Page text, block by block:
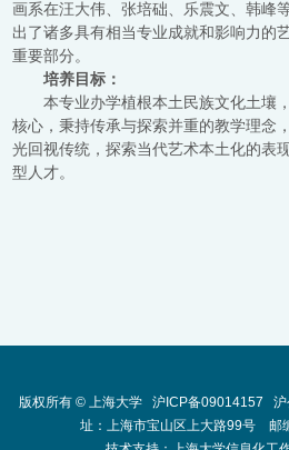
画系在汪大伟、张培础、乐震文、韩峰
出了诸多具有相当专业成就和影响力的
重要部分。
培养目标：
本专业办学植根本土民族文化土壤
核心，秉持传承与探索并重的教学理念
光回视传统，探索当代艺术本土化的表
型人才。
版权所有 © 上海大学 沪ICP备09014157
址：上海市宝山区上大路99号 邮